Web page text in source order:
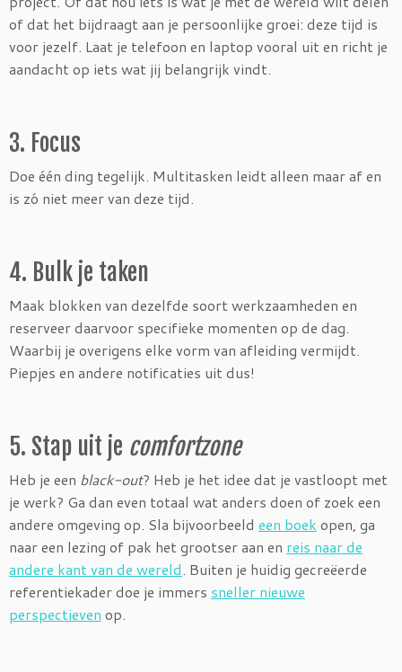
of dat het bijdraagt aan je persoonlijke groei: deze tijd is
voor jezelf. Laat je telefoon en laptop vooral uit en richt je
aandacht op iets wat jij belangrijk vindt.
3. Focus
Doe één ding tegelijk. Multitasken leidt alleen maar af en
is zó niet meer van deze tijd.
4. Bulk je taken
Maak blokken van dezelfde soort werkzaamheden en
reserveer daarvoor specifieke momenten op de dag.
Waarbij je overigens elke vorm van afleiding vermijdt.
Piepjes en andere notificaties uit dus!
5. Stap uit je comfortzone
Heb je een black-out? Heb je het idee dat je vastloopt met
je werk? Ga dan even totaal wat anders doen of zoek een
andere omgeving op. Sla bijvoorbeeld een boek open, ga
naar een lezing of pak het grootser aan en reis naar de
andere kant van de wereld . Buiten je huidig gecreëerde
referentiekader doe je immers sneller nieuwe
perspectieven op.